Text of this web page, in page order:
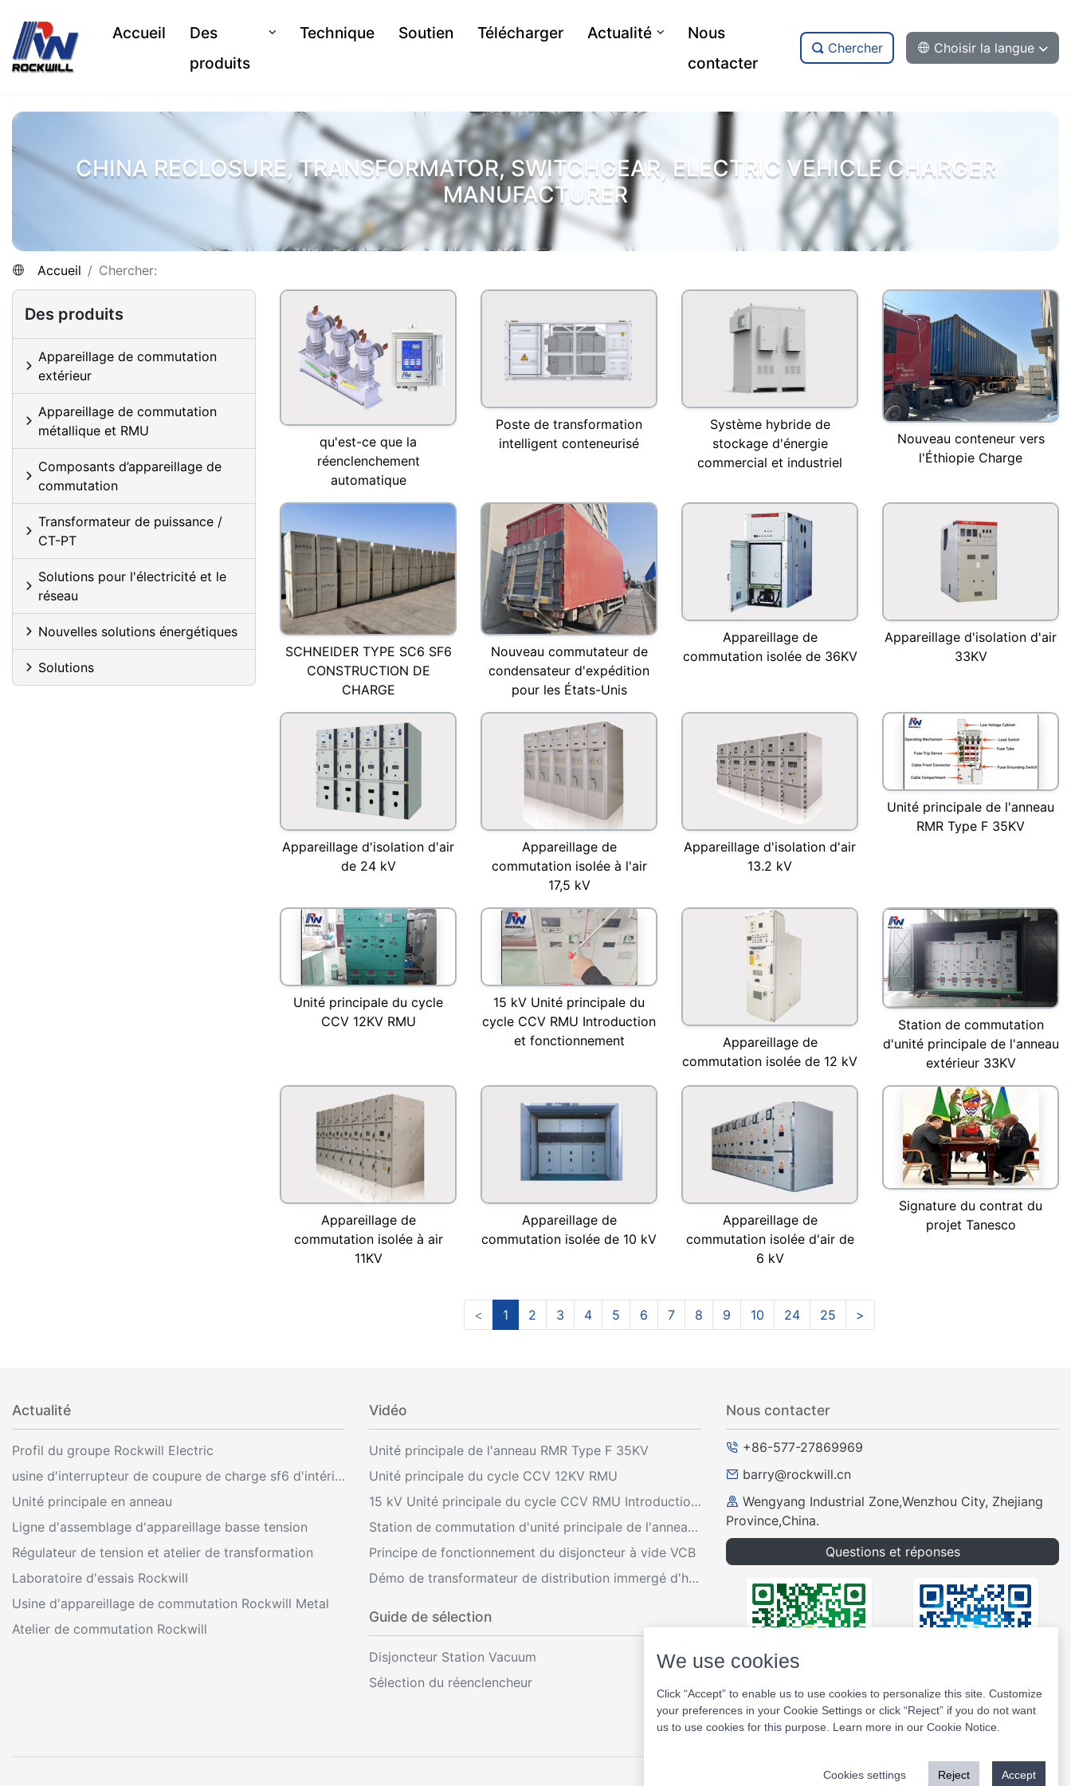
Accueil
Des
produits
Technique Soutien Télécharger Actualité
Nous
contacter
Chercher Choisir la langue
CHINA RECLOSURE, TRANSFORMATOR, SWITCHGEAR, ELECTRIC VEHICLE CHARGER
MANUFACTURER
Accueil Chercher:
Des produits
Appareillage de commutation
extérieur
Appareillage de commutation
métallique et RMU
Composants d’appareillage de
commutation
Transformateur de puissance /
CT-PT
Solutions pour l'électricité et le
réseau
Nouvelles solutions énergétiques
Solutions
qu'est-ce que la
réenclenchement
automatique
Poste de transformation
intelligent conteneurisé
Système hybride de
stockage d'énergie
commercial et industriel
Nouveau conteneur vers
l'Éthiopie Charge
SCHNEIDER TYPE SC6 SF6
CONSTRUCTION DE
CHARGE
Nouveau commutateur de
condensateur d'expédition
pour les États-Unis
Appareillage de
commutation isolée de 36KV
Appareillage d'isolation d'air
33KV
Appareillage d'isolation d'air
de 24 kV
Appareillage de
commutation isolée à l'air
17,5 kV
Appareillage d'isolation d'air
13.2 kV
Unité principale de l'anneau
RMR Type F 35KV
Unité principale du cycle
CCV 12KV RMU
15 kV Unité principale du
cycle CCV RMU Introduction
et fonctionnement
Appareillage de
commutation isolée de 12 kV
Station de commutation
d'unité principale de l'anneau
extérieur 33KV
Appareillage de
commutation isolée à air
11KV
Appareillage de
commutation isolée de 10 kV
Appareillage de
commutation isolée d'air de
6 kV
Signature du contrat du
projet Tanesco
< 1 2 3 4 5 6 7 8 9 10 24 25 >
Actualité
Profil du groupe Rockwill Electric
usine d'interrupteur de coupure de charge sf6 d'intérieur
Unité principale en anneau
Ligne d'assemblage d'appareillage basse tension
Régulateur de tension et atelier de transformation
Laboratoire d'essais Rockwill
Usine d'appareillage de commutation Rockwill Metal
Atelier de commutation Rockwill
Vidéo
Unité principale de l'anneau RMR Type F 35KV
Unité principale du cycle CCV 12KV RMU
15 kV Unité principale du cycle CCV RMU Introduction et fonctionnement
Station de commutation d'unité principale de l'anneau extérieur 33KV
Principe de fonctionnement du disjoncteur à vide VCB
Démo de transformateur de distribution immergé d'huile
Guide de sélection
Disjoncteur Station Vacuum
Sélection du réenclencheur
Nous contacter
+86-577-27869969
barry@rockwill.cn
Wengyang Industrial Zone,Wenzhou City, Zhejiang
Province,China.
Questions et réponses
Lettre datée du Site Web
We use cookies
Click “Accept” to enable us to use cookies to personalize this site. Customize
your preferences in your Cookie Settings or click “Reject” if you do not want
us to use cookies for this purpose. Learn more in our Cookie Notice
Cookies settings Reject Accept